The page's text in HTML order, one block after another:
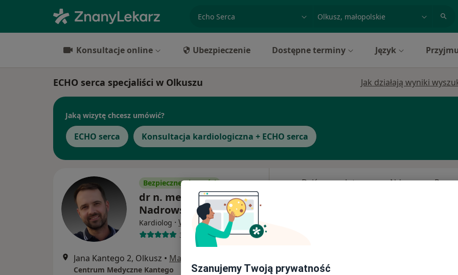
Konsultacje online Ubezpieczenie Dostępne terminy Język
ECHO serca specjaliści w Olkuszu Jak działają wyniki
Jaką wizytę chcesz umówić?
ECHO serca Konsultacja kardiologiczna + ECHO serca
Bezpieczne płatności
dr n. med. Paweł
Nadrowski
Kardiolog · Więcej
396 opinii
Jana Kantego 2, Olkusz • Mapa
Centrum Medyczne Kantego
Dziś Jutro Ndz, Pon,
Szanujemy Twoją prywatność